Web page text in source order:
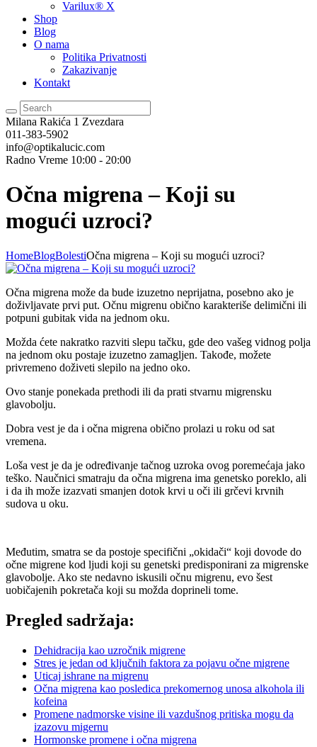
Varilux® X
Shop
Blog
O nama
Politika Privatnosti
Zakazivanje
Kontakt
Milana Rakića 1 Zvezdara
011-383-5902
info@optikalucic.com
Radno Vreme 10:00 - 20:00
Očna migrena – Koji su
mogući uzroci?
HomeBlogBolestiOčna migrena – Koji su mogući uzroci?
Očna migrena može da bude izuzetno neprijatna, posebno ako je
doživljavate prvi put. Očnu migrenu obično karakteriše delimični ili
potpuni gubitak vida na jednom oku.
Možda ćete nakratko razviti slepu tačku, gde deo vašeg vidnog polja
na jednom oku postaje izuzetno zamagljen. Takođe, možete
privremeno doživeti slepilo na jedno oko.
Ovo stanje ponekada prethodi ili da prati stvarnu migrensku
glavobolju.
Dobra vest je da i očna migrena obično prolazi u roku od sat
vremena.
Loša vest je da je određivanje tačnog uzroka ovog poremećaja jako
teško. Naučnici smatraju da očna migrena ima genetsko poreklo, ali
i da ih može izazvati smanjen dotok krvi u oči ili grčevi krvnih
sudova u oku.
Međutim, smatra se da postoje specifični „okidači“ koji dovode do
očne migrene kod ljudi koji su genetski predisponirani za migrenske
glavobolje. Ako ste nedavno iskusili očnu migrenu, evo šest
uobičajenih pokretača koji su možda doprineli tome.
Pregled sadržaja:
Dehidracija kao uzročnik migrene
Stres je jedan od ključnih faktora za pojavu očne migrene
Uticaj ishrane na migrenu
Očna migrena kao posledica prekomernog unosa alkohola ili
kofeina
Promene nadmorske visine ili vazdušnog pritiska mogu da
izazovu migernu
Hormonske promene i očna migrena